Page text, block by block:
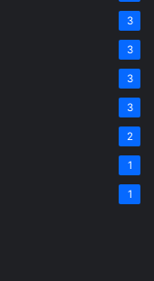
3
3
3
3
2
1
1